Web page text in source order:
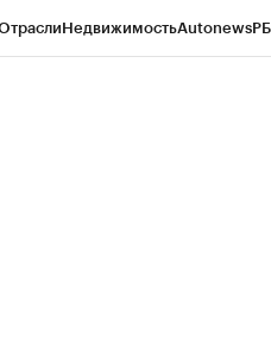
НедвижимостьAutonews